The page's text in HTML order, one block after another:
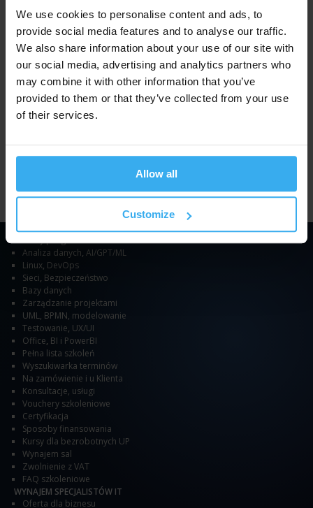
We use cookies to personalise content and ads, to
provide social media features and to analyse our traffic.
We also share information about your use of our site with
our social media, advertising and analytics partners who
may combine it with other information that you’ve
provided to them or that they’ve collected from your use
of their services.
Allow all
Customize
znacznie korzystniejszy niż przy szkoleniach w grupach
ogólnodostępnych (ceny podane na stronie) - zwłaszcza
w przypadku większych grup.
Zapytaj i zaproponuj termin
SZKOLENIA
Kursy programowania
Analiza danych, AI/GPT/ML
Linux, DevOps
Sieci, Bezpieczeństwo
Bazy danych
Zarządzanie projektami
UML, BPMN, modelowanie
Testowanie, UX/UI
Office, BI i PowerBI
Pełna lista szkoleń
Wyszukiwarka terminów
Na zamówienie i u Klienta
Konsultacje, usługi
Vouchery szkoleniowe
Certyfikacja
Sposoby finansowania
Kursy dla bezrobotnych UP
Wynajem sal
Zwolnienie z VAT
FAQ szkoleniowe
WYNAJEM SPECJALISTÓW IT
Oferta dla biznesu